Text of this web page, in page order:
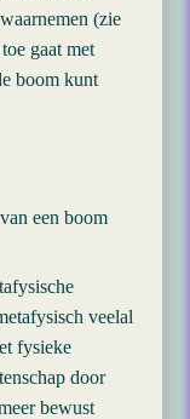
(zie
gaat met
boom kunt
een boom
veelal
fysieke
door
bewust